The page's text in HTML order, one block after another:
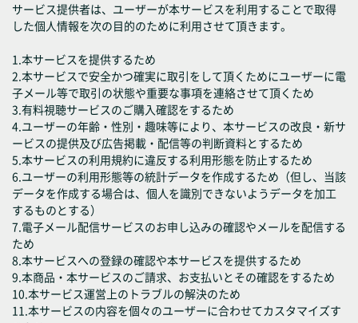
サービス提供者は、ユーザーが本サービスを利用することで取得
した個人情報を次の目的のために利用させて頂きます。
1.本サービスを提供するため
2.本サービスで安全かつ確実に取引をして頂くためにユーザーに電
子メール等で取引の状態や重要な事項を連絡させて頂くため
3.有料視聴サービスのご購入確認をするため
4.ユーザーの年齢・性別・趣味等により、本サービスの改良・新サ
ービスの提供及び広告掲載・配信等の判断資料とするため
5.本サービスの利用規約に違反する利用形態を防止するため
6.ユーザーの利用形態等の統計データを作成するため（但し、当該
データを作成する場合は、個人を識別できないようデータを加工
するものとする）
7.電子メール配信サービスのお申し込みの確認やメールを配信する
ため
8.本サービスへの登録の確認や本サービスを提供するため
9.本商品・本サービスのご請求、お支払いとその確認をするため
10.本サービス運営上のトラブルの解決のため
11.本サービスの内容を個々のユーザーに合わせてカスタマイズす